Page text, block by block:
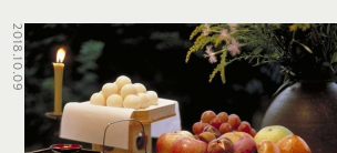
2018.10.09